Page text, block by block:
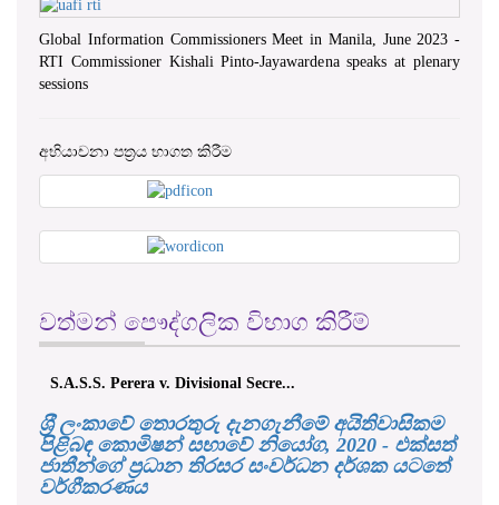
අභියාචනා පත්‍රය භාගත කිරීම
වත්මන් පෞද්ගලික විභාග කිරීම්
ශ‍්‍රී ලංකාවේ තොරතුරු දැනගැනීමේ අයිතිවාසිකම
පිළිබඳ කොමිෂන් සභාවේ නියෝග, 2020 - එක්සත්
ජාතීන්ගේ ප්‍රධාන තිරසර සංවර්ධන දර්ශක යටතේ
වර්ගීකරණය
කොමිෂන් සභා අභියාචනා පිළිබඳ සංඛ්‍යා ලේඛන,